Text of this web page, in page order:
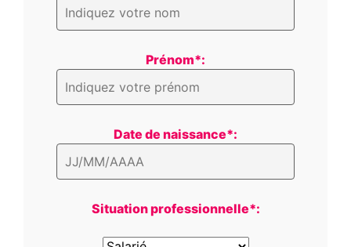
Prénom*:
Date de naissance*:
Situation professionnelle*: